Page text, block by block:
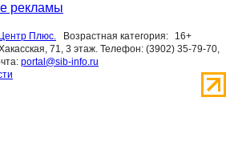
рекламы
Плюс. Возрастная категория:
16+
71, 3 этаж. Телефон: (3902) 35-79-70,
portal@sib-info.ru